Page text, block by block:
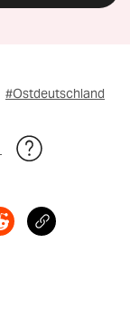
#Ostdeutschland